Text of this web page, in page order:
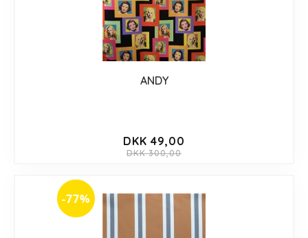
ANDY
DKK 49,00
DKK 300,00
-77%